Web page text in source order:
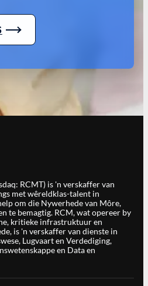
RCMT) is 'n verskaffer van
met wêreldklas-talent in
om die Nywerhede van Môre,
te bemagtig. RCM, wat opereer by
kritieke infrastruktuur en
is 'n verskaffer van dienste in
Lugvaart en Verdediging,
en Data en